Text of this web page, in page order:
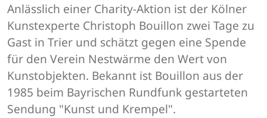
Anlässlich einer Charity-Aktion ist der Kölner
Kunstexperte Christoph Bouillon zwei Tage zu
Gast in Trier und schätzt gegen eine Spende
für den Verein Nestwärme den Wert von
Kunstobjekten. Bekannt ist Bouillon aus der
1985 beim Bayrischen Rundfunk gestarteten
Sendung "Kunst und Krempel".